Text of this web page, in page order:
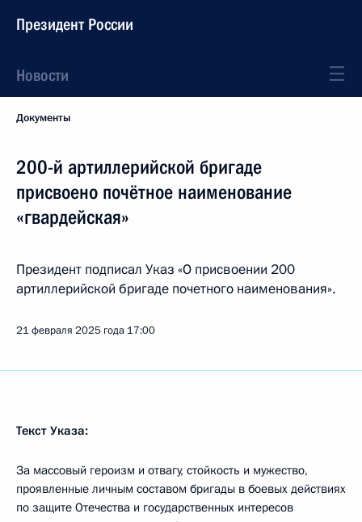
Президент России
Новости
Документы
200-й артиллерийской бригаде
присвоено почётное наименование
«гвардейская»
Президент подписал Указ «О присвоении 200
артиллерийской бригаде почетного наименования».
21 февраля 2025 года 17:00
Текст Указа:
За массовый героизм и отвагу, стойкость и мужество,
проявленные личным составом бригады в боевых действиях
по защите Отечества и государственных интересов